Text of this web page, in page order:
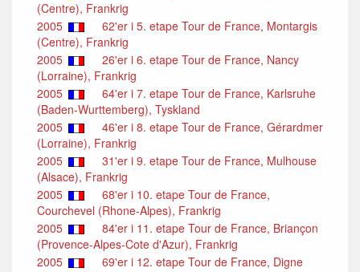
(Centre), Frankrig
2005
62'er i 5. etape Tour de France, Montargis
(Centre), Frankrig
2005
26'er i 6. etape Tour de France, Nancy
(Lorraine), Frankrig
2005
64'er i 7. etape Tour de France, Karlsruhe
(Baden-Wurttemberg), Tyskland
2005
46'er i 8. etape Tour de France, Gérardmer
(Lorraine), Frankrig
2005
31'er i 9. etape Tour de France, Mulhouse
(Alsace), Frankrig
2005
68'er i 10. etape Tour de France,
Courchevel (Rhone-Alpes), Frankrig
2005
84'er i 11. etape Tour de France, Briançon
(Provence-Alpes-Cote d'Azur), Frankrig
2005
69'er i 12. etape Tour de France, Digne